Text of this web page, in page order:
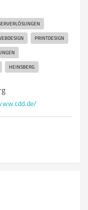
PRINTDESIGN
HEINSBERG